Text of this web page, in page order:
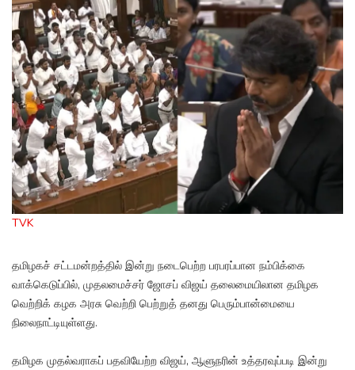
TVK
தமிழகச் சட்டமன்றத்தில் இன்று நடைபெற்ற பரபரப்பான நம்பிக்கை
வாக்கெடுப்பில், முதலமைச்சர் ஜோசப் விஜய் தலைமையிலான தமிழக
வெற்றிக் கழக அரசு வெற்றி பெற்றுத் தனது பெரும்பான்மையை
நிலைநாட்டியுள்ளது.
தமிழக முதல்வராகப் பதவியேற்ற விஜய், ஆளுநரின் உத்தரவுப்படி இன்று